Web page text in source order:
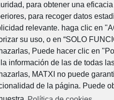
para obtener una
para recoger datos
relevante. haga clic en
su uso, o en “SOLO
Puede hacer clic en
información de las de todas
MATXI no puede
de la página. Puede
¿Como
Web subvencionada por la
Bizkaia